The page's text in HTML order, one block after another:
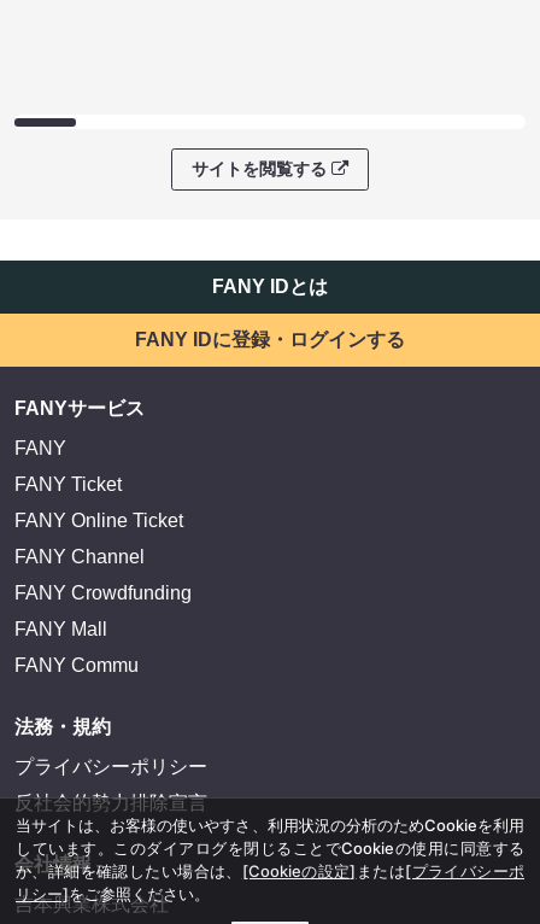
サイトを閲覧する
FANY IDとは
FANY IDに登録・ログインする
FANYサービス
FANY
FANY Ticket
FANY Online Ticket
FANY Channel
FANY Crowdfunding
FANY Mall
FANY Commu
法務・規約
プライバシーポリシー
反社会的勢力排除宣言
会社情報
吉本興業株式会社
当サイトは、お客様の使いやすさ、利用状況の分析のためCookieを利用
しています。このダイアログを閉じることでCookieの使用に同意する
か、詳細を確認したい場合は、 [Cookieの設定] または[プライバシーポ
リシー]をご参照ください。